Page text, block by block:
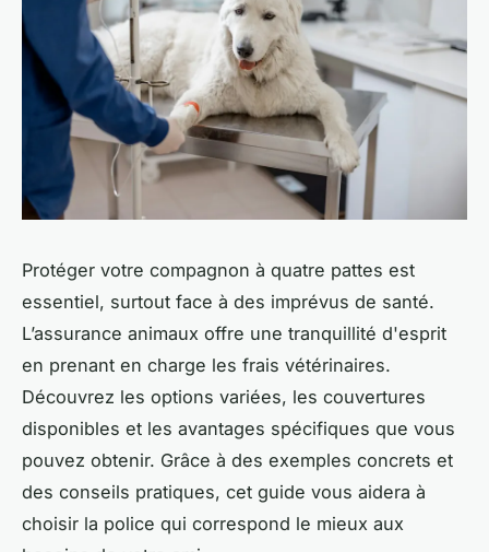
Protéger votre compagnon à quatre pattes est
essentiel, surtout face à des imprévus de santé.
L’assurance animaux offre une tranquillité d'esprit
en prenant en charge les frais vétérinaires.
Découvrez les options variées, les couvertures
disponibles et les avantages spécifiques que vous
pouvez obtenir. Grâce à des exemples concrets et
des conseils pratiques, cet guide vous aidera à
choisir la police qui correspond le mieux aux